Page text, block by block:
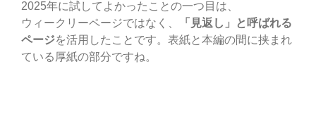
2025年に試してよかったことの一つ目は、
ウィークリーページではなく、
「見返し」と呼ばれる
ページを活用したことです。表紙と本編の間に挟まれ
ている厚紙の部分ですね。